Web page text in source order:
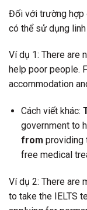
Đối với trường hợp
có thể sử dụng
Ví dụ 1: There are
help poor people.
accommodation
Cách viết khác:
government to
from providing
free medical
Ví dụ 2: There are
to take the IELTS